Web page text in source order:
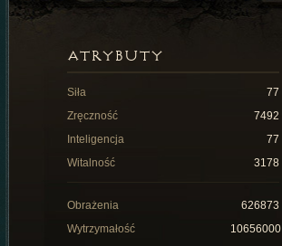
ATRYBUTY
Siła
77
Zręczność
7492
Inteligencja
77
Witalność
3178
Obrażenia
626873
Wytrzymałość
10656000